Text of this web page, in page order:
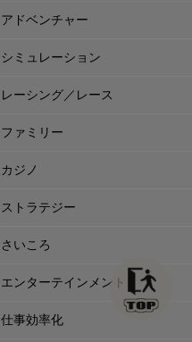
アドベンチャー
シミュレーション
レーシング／レース
ファミリー
カジノ
ストラテジー
さいころ
エンターテインメント
仕事効率化